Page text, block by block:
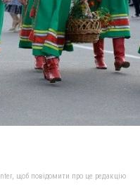
щоб повідомити про це редакцію